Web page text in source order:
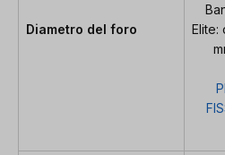
Diametro del foro
Elite: